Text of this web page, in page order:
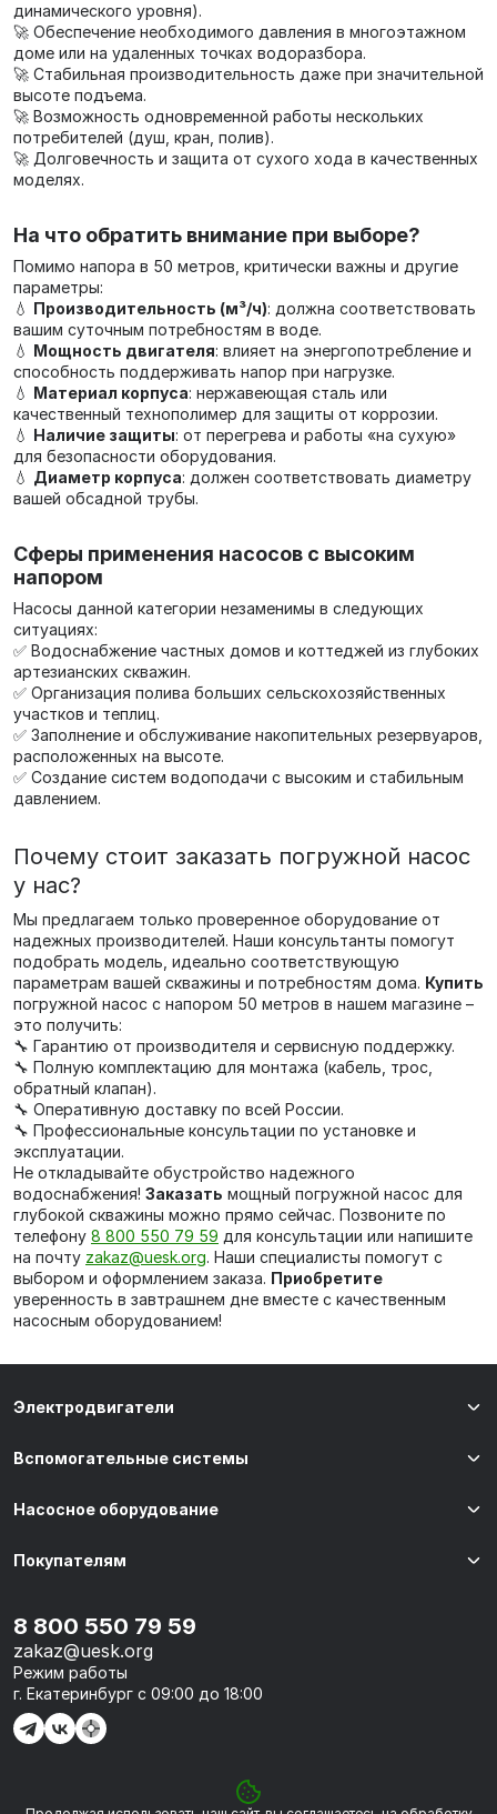
динамического уровня).
🚀 Обеспечение необходимого давления в многоэтажном
доме или на удаленных точках водоразбора.
🚀 Стабильная производительность даже при значительной
высоте подъема.
🚀 Возможность одновременной работы нескольких
потребителей (душ, кран, полив).
🚀 Долговечность и защита от сухого хода в качественных
моделях.
На что обратить внимание при выборе?
Помимо напора в 50 метров, критически важны и другие
параметры:
💧 Производительность (м³/ч): должна соответствовать
вашим суточным потребностям в воде.
💧 Мощность двигателя: влияет на энергопотребление и
способность поддерживать напор при нагрузке.
💧 Материал корпуса: нержавеющая сталь или
качественный технополимер для защиты от коррозии.
💧 Наличие защиты: от перегрева и работы «на сухую»
для безопасности оборудования.
💧 Диаметр корпуса: должен соответствовать диаметру
вашей обсадной трубы.
Сферы применения насосов с высоким
напором
Насосы данной категории незаменимы в следующих
ситуациях:
✅ Водоснабжение частных домов и коттеджей из глубоких
артезианских скважин.
✅ Организация полива больших сельскохозяйственных
участков и теплиц.
✅ Заполнение и обслуживание накопительных резервуаров,
расположенных на высоте.
✅ Создание систем водоподачи с высоким и стабильным
давлением.
Почему стоит заказать погружной насос
у нас?
Мы предлагаем только проверенное оборудование от
надежных производителей. Наши консультанты помогут
подобрать модель, идеально соответствующую
параметрам вашей скважины и потребностям дома. Купить
погружной насос с напором 50 метров в нашем магазине –
это получить:
🔧 Гарантию от производителя и сервисную поддержку.
🔧 Полную комплектацию для монтажа (кабель, трос,
обратный клапан).
🔧 Оперативную доставку по всей России.
🔧 Профессиональные консультации по установке и
эксплуатации.
Не откладывайте обустройство надежного
водоснабжения! Заказать мощный погружной насос для
глубокой скважины можно прямо сейчас. Позвоните по
телефону 8 800 550 79 59 для консультации или напишите
на почту zakaz@uesk.org. Наши специалисты помогут с
выбором и оформлением заказа. Приобретите
уверенность в завтрашнем дне вместе с качественным
насосным оборудованием!
Электродвигатели
Вспомогательные системы
Насосное оборудование
Покупателям
8 800 550 79 59
zakaz@uesk.org
Режим работы
г. Екатеринбург с 09:00 до 18:00